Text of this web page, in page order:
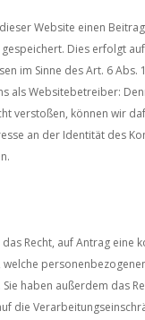
Website einen
Dies erfolgt
im Sinne des Art. 6 Abs.
als Websitebetreiber:
verstoßen, können wir
an der Identität des
Recht, auf Antrag eine
haben außerdem das
die